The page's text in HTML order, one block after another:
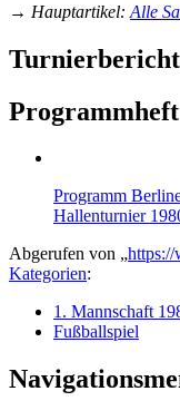
→ Hauptartikel: Alle
Turnierbericht
Programmheft
Programm
Hallenturnier
Abgerufen von „
Kategorien:
1. Mannschaft
Fußballspiel